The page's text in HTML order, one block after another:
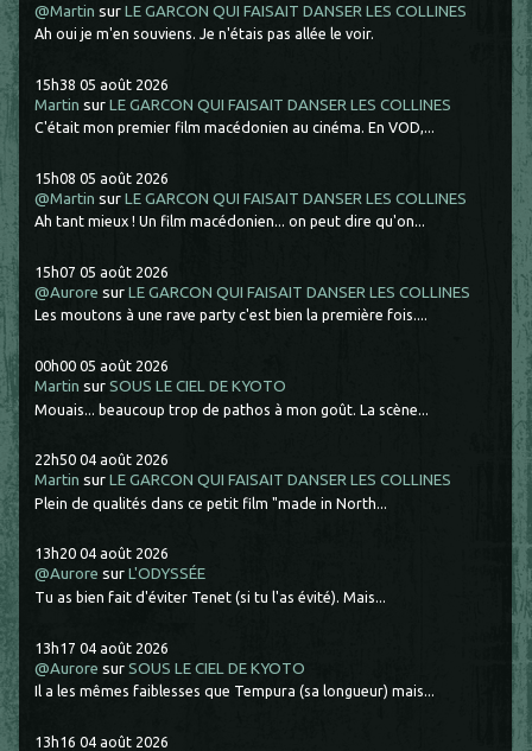
@Martin surLE GARCON QUI FAISAIT DANSER LES COLLINES
Ah oui je m'en souviens. Je n'étais pas allée le voir.
15h38 05 août 2026
Martin surLE GARCON QUI FAISAIT DANSER LES COLLINES
C'était mon premier film macédonien au cinéma. En VOD,...
15h08 05 août 2026
@Martin surLE GARCON QUI FAISAIT DANSER LES COLLINES
Ah tant mieux ! Un film macédonien... on peut dire qu'on...
15h07 05 août 2026
@Aurore surLE GARCON QUI FAISAIT DANSER LES COLLINES
Les moutons à une rave party c'est bien la première fois....
00h00 05 août 2026
Martin surSOUS LE CIEL DE KYOTO
Mouais... beaucoup trop de pathos à mon goût. La scène...
22h50 04 août 2026
Martin surLE GARCON QUI FAISAIT DANSER LES COLLINES
Plein de qualités dans ce petit film "made in North...
13h20 04 août 2026
@Aurore surL'ODYSSÉE
Tu as bien fait d'éviter Tenet (si tu l'as évité). Mais...
13h17 04 août 2026
@Aurore surSOUS LE CIEL DE KYOTO
Il a les mêmes faiblesses que Tempura (sa longueur) mais...
13h16 04 août 2026